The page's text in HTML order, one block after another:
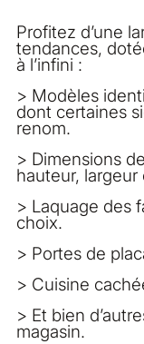
Profitez d’une
tendances,
à l’infini :
> Modèles
dont certaines
renom.
> Dimensions
hauteur,
> Laquage des
choix.
> Portes de
> Cuisine
> Et bien
magasin.